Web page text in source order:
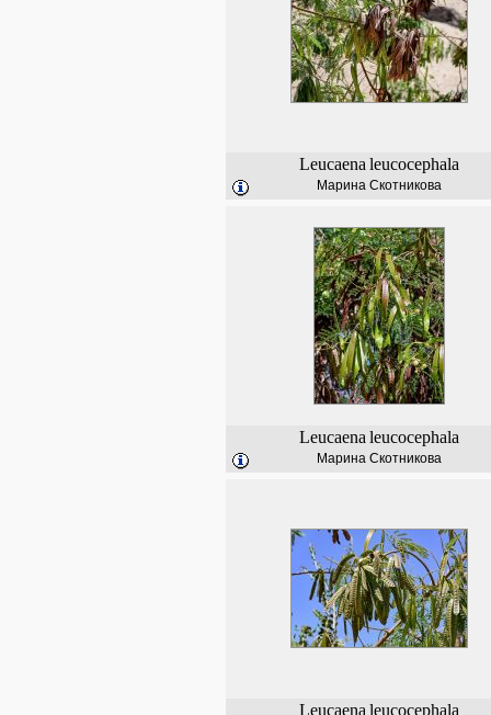
Leucaena leucocephala
Марина Скотникова
Leucaena leucocephala
Марина Скотникова
Leucaena leucocephala